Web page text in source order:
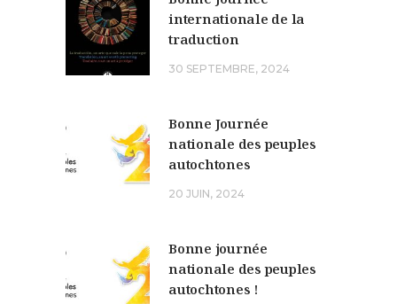
internationale de la
traduction
30 SEPTEMBRE, 2024
Bonne Journée
nationale des peuples
autochtones
20 JUIN, 2024
Bonne journée
nationale des peuples
autochtones !